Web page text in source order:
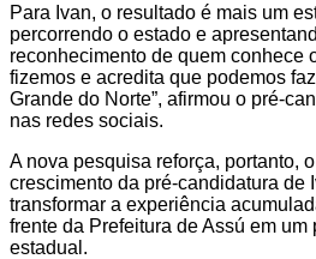
Para Ivan, o resultado é mais um
percorrendo o estado e
reconhecimento de quem conhece
fizemos e acredita que podemos
Grande do Norte”, afirmou o pré-
nas redes sociais.
A nova pesquisa reforça, portanto,
crescimento da pré-candidatura de
transformar a experiência
frente da Prefeitura de Assú em
estadual.